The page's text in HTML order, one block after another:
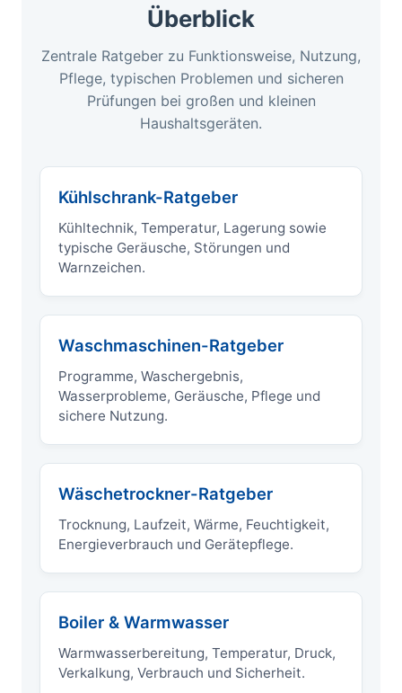
Überblick
Zentrale Ratgeber zu Funktionsweise, Nutzung,
Pflege, typischen Problemen und sicheren
Prüfungen bei großen und kleinen
Haushaltsgeräten.
Kühlschrank-Ratgeber
Kühltechnik, Temperatur, Lagerung sowie
typische Geräusche, Störungen und
Warnzeichen.
Waschmaschinen-Ratgeber
Programme, Waschergebnis,
Wasserprobleme, Geräusche, Pflege und
sichere Nutzung.
Wäschetrockner-Ratgeber
Trocknung, Laufzeit, Wärme, Feuchtigkeit,
Energieverbrauch und Gerätepflege.
Boiler & Warmwasser
Warmwasserbereitung, Temperatur, Druck,
Verkalkung, Verbrauch und Sicherheit.